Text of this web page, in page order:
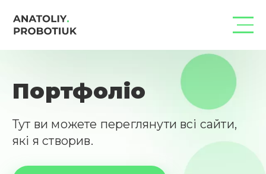
Портфоліо
Тут ви можете переглянути всі сайти,
які я створив.